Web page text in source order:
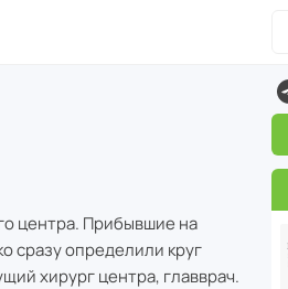
центра. Прибывшие на
сразу определили круг
хирург центра, главврач.